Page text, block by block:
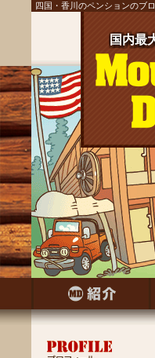
四国・香川のペンションのブ
国内最
国内最
国内最
国内最
国内最
国内最
国内最
国内最
国内最
国内最
国内最
国内最
国内最
国内最
国内最
国内最
国内最
国内最
国内最
国内最
国内最
国内最
国内最
国内最
国内最